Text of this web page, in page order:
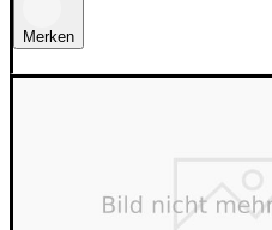
Merken